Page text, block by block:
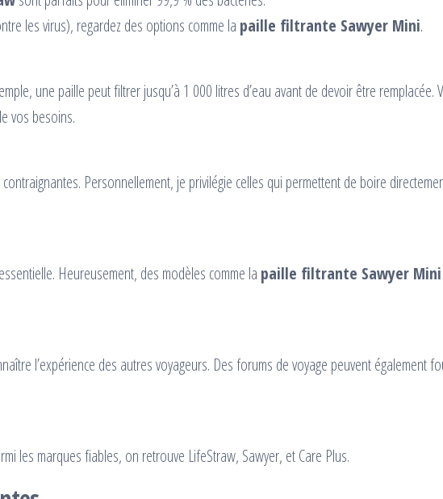
les virus), regardez des options comme la paille filtrante Sawyer Mini.
une paille peut filtrer jusqu’à 1 000 litres d’eau avant de devoir être remplacée.
vos besoins.
Personnellement, je privilégie celles qui permettent de boire
Heureusement, des modèles comme la paille filtrante Sawyer Mini
l’expérience des autres voyageurs. Des forums de voyage peuvent également
les marques fiables, on retrouve LifeStraw, Sawyer, et Care Plus.